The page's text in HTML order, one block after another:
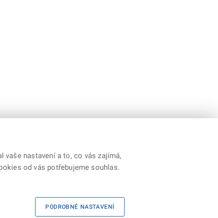
Prohlášení o přístupnosti | Cookies |
vaše nastavení a to, co vás zajímá,
od vás potřebujeme souhlas.
PODROBNÉ NASTAVENÍ